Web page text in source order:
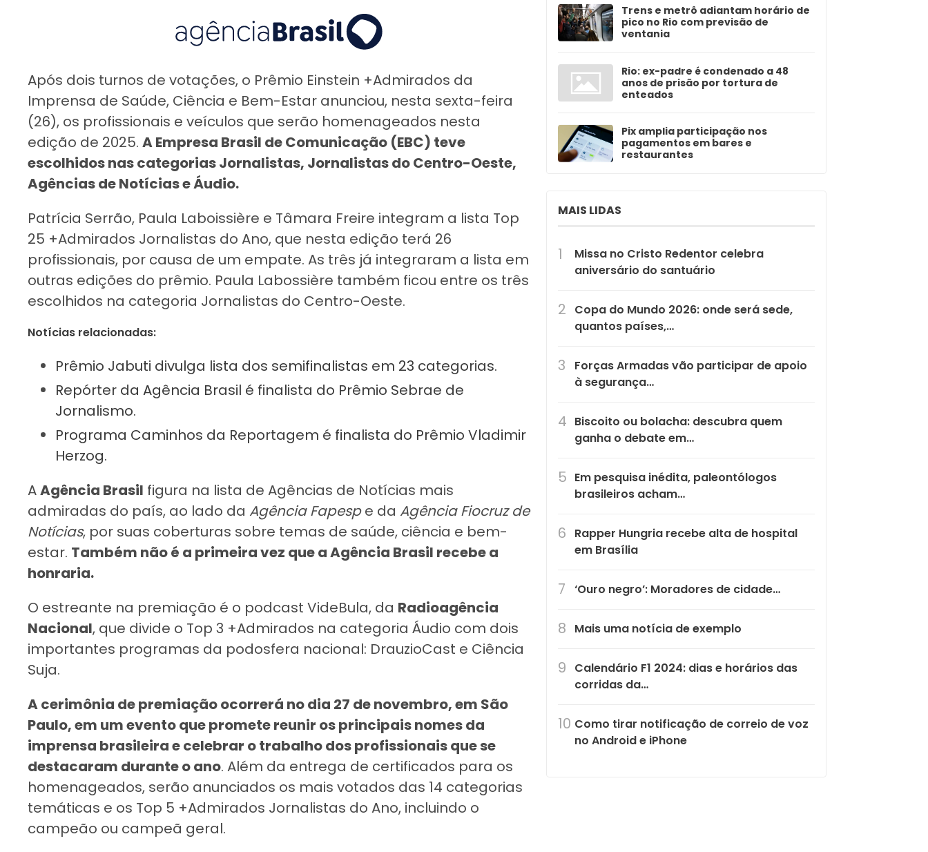
Após dois turnos de votações, o Prêmio Einstein +Admirados da
Imprensa de Saúde, Ciência e Bem-Estar anunciou, nesta sexta-feira
(26), os profissionais e veículos que serão homenageados nesta
edição de 2025. A Empresa Brasil de Comunicação (EBC) teve
escolhidos nas categorias Jornalistas, Jornalistas do Centro-Oeste,
Agências de Notícias e Áudio.
Patrícia Serrão, Paula Laboissière e Tâmara Freire integram a lista Top
25 +Admirados Jornalistas do Ano, que nesta edição terá 26
profissionais, por causa de um empate. As três já integraram a lista em
outras edições do prêmio. Paula Labossière também ficou entre os três
escolhidos na categoria Jornalistas do Centro-Oeste.
Notícias relacionadas:
Prêmio Jabuti divulga lista dos semifinalistas em 23 categorias.
Repórter da Agência Brasil é finalista do Prêmio Sebrae de
Jornalismo.
Programa Caminhos da Reportagem é finalista do Prêmio Vladimir
Herzog.
AAgência Brasil figura na lista de Agências de Notícias mais
admiradas do país, ao lado da Agência Fapespe da Agência Fiocruz de
Notícias, por suas coberturas sobre temas de saúde, ciência e bem-
estar. Também não é a primeira vez que a Agência Brasil recebe a
honraria.
O estreante na premiação é o podcast VideBula, da Radioagência
Nacional, que divide o Top 3 +Admirados na categoria Áudio com dois
importantes programas da podosfera nacional: DrauzioCast e Ciência
Suja.
A cerimônia de premiação ocorrerá no dia 27 de novembro, em São
Paulo, em um evento que promete reunir os principais nomes da
imprensa brasileira e celebrar o trabalho dos profissionais que se
destacaram durante o ano. Além da entrega de certificados para os
homenageados, serão anunciados os mais votados das 14 categorias
temáticas e os Top 5 +Admirados Jornalistas do Ano, incluindo o
campeão ou campeã geral.
Trens e metrô adiantam horário de
pico no Rio com previsão de
ventania
Rio: ex-padre é condenado a 48
anos de prisão por tortura de
enteados
Pix amplia participação nos
pagamentos em bares e
restaurantes
MAIS LIDAS
Missa no Cristo Redentor celebra
aniversário do santuário
Copa do Mundo 2026: onde será sede,
quantos países,…
Forças Armadas vão participar de apoio
à segurança…
Biscoito ou bolacha: descubra quem
ganha o debate em…
Em pesquisa inédita, paleontólogos
brasileiros acham…
Rapper Hungria recebe alta de hospital
em Brasília
‘Ouro negro’: Moradores de cidade…
Mais uma notícia de exemplo
Calendário F1 2024: dias e horários das
corridas da…
Como tirar notificação de correio de voz
no Android e iPhone